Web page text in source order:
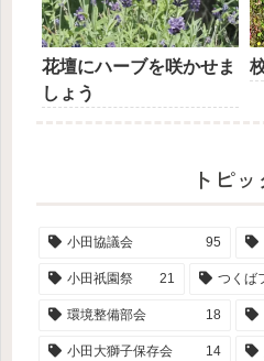
花壇にハーブを咲かせま
しょう
トピ
小田協議会 95
小田祇園祭 21 つくば
環境整備部会 18
小田大獅子保存会 14